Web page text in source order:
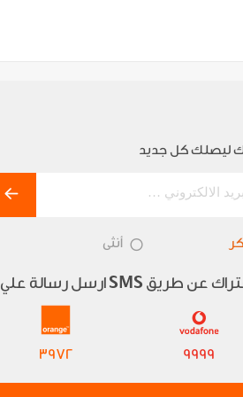
ليصلك كل جديد
أنثى
عن طريق SMS ارسل رسالة علي
9999
3972